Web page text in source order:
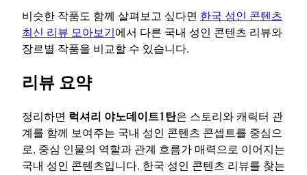
비슷한 작품도 함께 살펴보고 싶다면 한국 성인 콘텐츠
최신 리뷰 모아보기에서 다른 국내 성인 콘텐츠 리뷰와
장르별 작품을 비교할 수 있습니다.
리뷰 요약
정리하면 럭셔리 야노데이트1탄은 스토리와 캐릭터 관
계를 함께 보여주는 국내 성인 콘텐츠 콘셉트를 중심으
로, 중심 인물의 역할과 관계 흐름가 매력으로 이어지는
국내 성인 콘텐츠입니다. 한국 성인 콘텐츠 리뷰를 찾는